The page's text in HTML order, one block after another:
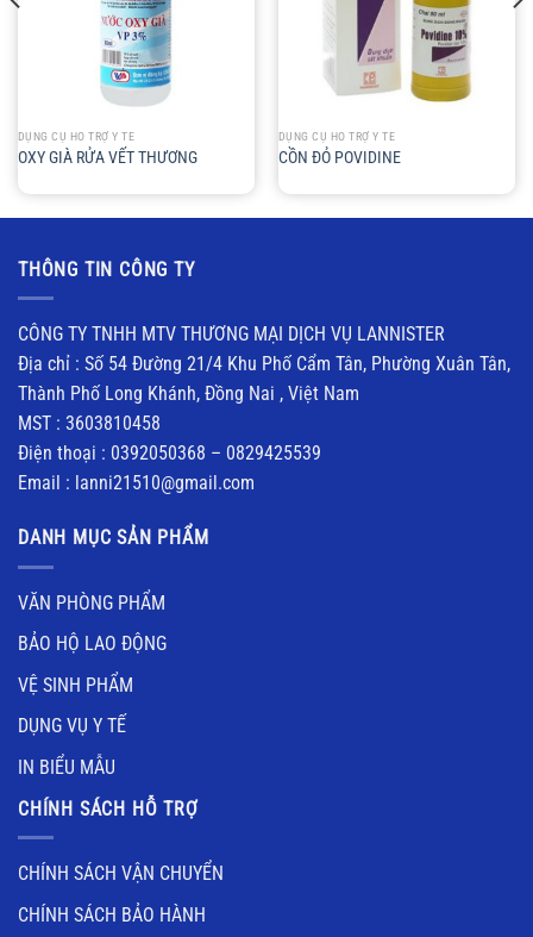
DỤNG CỤ HỖ TRỢ Y TẾ
OXY GIÀ RỬA VẾT THƯƠNG
DỤNG CỤ HỖ TRỢ Y TẾ
CỒN ĐỎ POVIDINE
THÔNG TIN CÔNG TY
CÔNG TY TNHH MTV THƯƠNG MẠI DỊCH VỤ LANNISTER
Địa chỉ : Số 54 Đường 21/4 Khu Phố Cẩm Tân, Phường Xuân Tân,
Thành Phố Long Khánh, Đồng Nai , Việt Nam
MST : 3603810458
Điện thoại : 0392050368 – 0829425539
Email : lanni21510@gmail.com
DANH MỤC SẢN PHẨM
VĂN PHÒNG PHẨM
BẢO HỘ LAO ĐỘNG
VỆ SINH PHẨM
DỤNG VỤ Y TẾ
IN BIỂU MẪU
CHÍNH SÁCH HỖ TRỢ
CHÍNH SÁCH VẬN CHUYỂN
CHÍNH SÁCH BẢO HÀNH